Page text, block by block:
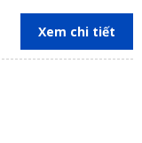
Nai.
Xem chi tiết